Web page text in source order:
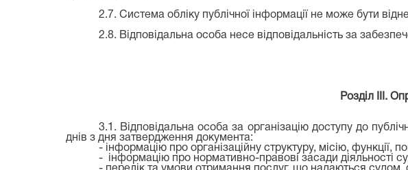
2.7. Система обліку публічної інформації не може бути
2.8. Відповідальна особа несе відповідальність за
Розділ ІІІ.
3.1. Відповідальна особа за організацію доступу до
днів з дня затвердження документа:
- інформацію про організаційну структуру, місію, функції,
- інформацію про нормативно-правові засади діяльності